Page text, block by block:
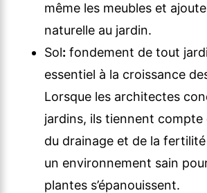
même les meubles et
naturelle au jardin.
Sol: fondement de tout
essentiel à la croissance
Lorsque les architectes
jardins, ils tiennent compte
du drainage et de la
un environnement sain
plantes s’épanouissent.